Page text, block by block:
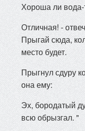
Хороша ли вода-
Отличная! -
Прыгай сюда,
место будет.
Прыгнул сдуру
она ему:
Эх, бородатый
всю обрызгал. "